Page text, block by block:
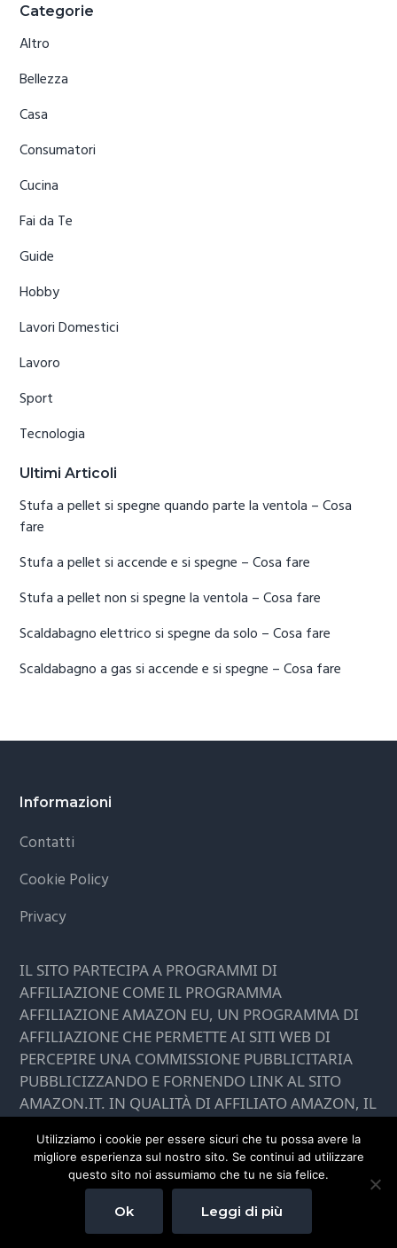
Primary
Sidebar
Categorie
Altro
Bellezza
Casa
Consumatori
Cucina
Fai da Te
Guide
Hobby
Lavori Domestici
Lavoro
Sport
Tecnologia
Ultimi Articoli
Stufa a pellet si spegne quando parte la ventola​ – Cosa
fare
Stufa a pellet si accende e si spegne​ – Cosa fare
Stufa a pellet non si spegne la ventola​ – Cosa fare
Scaldabagno elettrico si spegne da solo​ – Cosa fare
Scaldabagno a gas si accende e si spegne​ – Cosa fare
Footer
Informazioni
Contatti
Cookie Policy
Privacy
IL SITO PARTECIPA A PROGRAMMI DI
AFFILIAZIONE COME IL PROGRAMMA
AFFILIAZIONE AMAZON EU, UN PROGRAMMA DI
AFFILIAZIONE CHE PERMETTE AI SITI WEB DI
PERCEPIRE UNA COMMISSIONE PUBBLICITARIA
PUBBLICIZZANDO E FORNENDO LINK AL SITO
AMAZON.IT. IN QUALITÀ DI AFFILIATO AMAZON, IL
CIASCUN ACQUISTO IDONEO.
Utilizziamo i cookie per essere sicuri che tu possa avere la
migliore esperienza sul nostro sito. Se continui ad utilizzare
questo sito noi assumiamo che tu ne sia felice.
Ok Leggi di più